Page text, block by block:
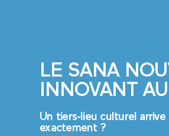
LE SANA
INNOVANT
Un tiers-lieu culturel arrive
exactement ?